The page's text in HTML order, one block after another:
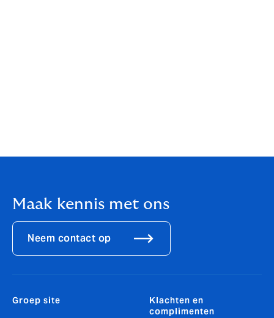
Maak kennis met ons
Neem contact op
Groep site
Klachten en
complimenten